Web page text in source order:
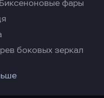
фары
боковых зеркал